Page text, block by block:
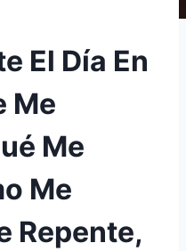
El Día En
Me
Me
Me
Repente,